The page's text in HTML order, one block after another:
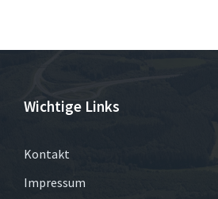
Wichtige Links
Kontakt
Impressum